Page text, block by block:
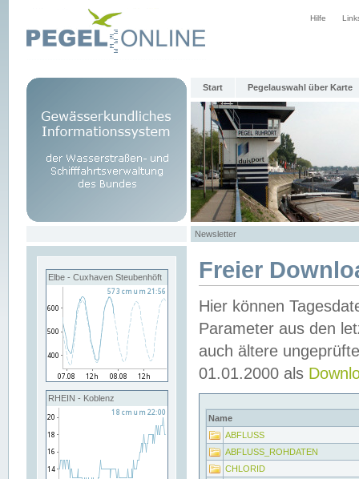
Hilfe
Start Pegelauswahl über Karte
Newsletter
Elbe - Cuxhaven Steubenhöft
RHEIN - Koblenz
Freier
Hier können
Parameter aus den
auch ältere
01.01.2000 als
Name
ABFLUSS
ABFLUSS_ROHDATEN
CHLORID